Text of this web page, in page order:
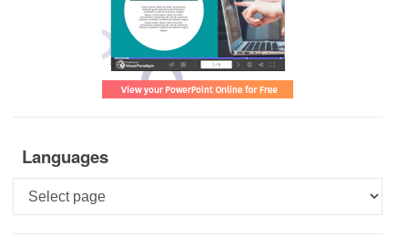
Languages
Languages